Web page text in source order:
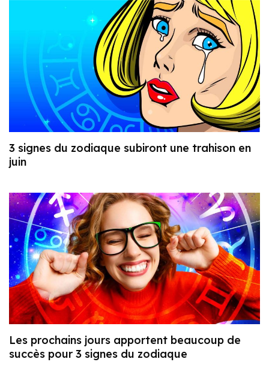
3 signes du zodiaque subiront une trahison en
juin
Les prochains jours apportent beaucoup de
succès pour 3 signes du zodiaque